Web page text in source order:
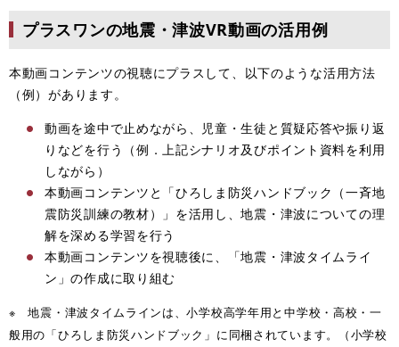
プラスワンの地震・津波VR動画の活用例
本動画コンテンツの視聴にプラスして、以下のような活用方法
（例）があります。
動画を途中で止めながら、児童・生徒と質疑応答や振り返
りなどを行う（例．上記シナリオ及びポイント資料を利用
しながら）
本動画コンテンツと「ひろしま防災ハンドブック（一斉地
震防災訓練の教材）」を活用し、地震・津波についての理
解を深める学習を行う
本動画コンテンツを視聴後に、「地震・津波タイムライ
ン」の作成に取り組む
※ 地震・津波タイムラインは、小学校高学年用と中学校・高校・一
般用の「ひろしま防災ハンドブック」に同梱されています。（小学校